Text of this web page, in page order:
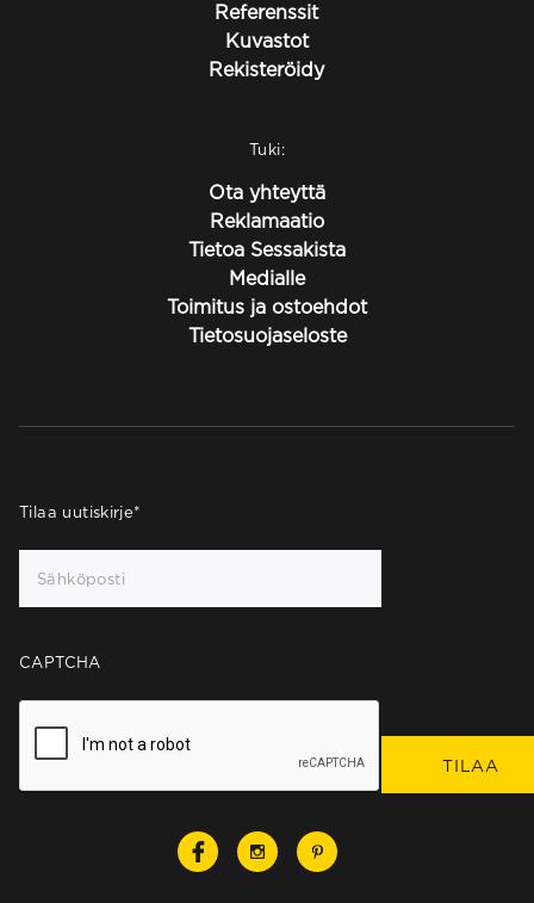
Referenssit
Kuvastot
Rekisteröidy
Tuki:
Ota yhteyttä
Reklamaatio
Tietoa Sessakista
Medialle
Toimitus ja ostoehdot
Tietosuojaseloste
Tilaa uutiskirje*
CAPTCHA